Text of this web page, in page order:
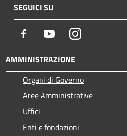
SEGUICI SU
Facebook YoutubeInstagram
AMMINISTRAZIONE
Organi di Governo
Aree Amministrative
Uffici
Enti e fondazioni